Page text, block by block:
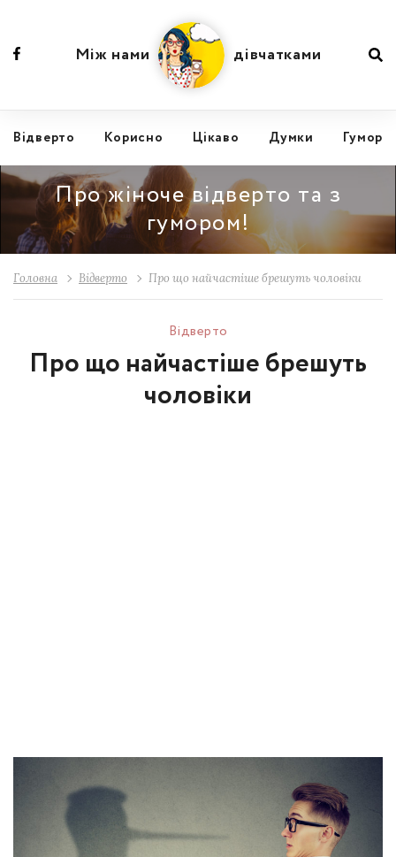
Відвертo Корисно Цікаво Думки Гумор
Між нами дівчатками
Про жіноче відверто та з
гумором!
Головна Відвертo Про що найчастіше брешуть чоловіки
Відвертo
Про що найчастіше брешуть
чоловіки